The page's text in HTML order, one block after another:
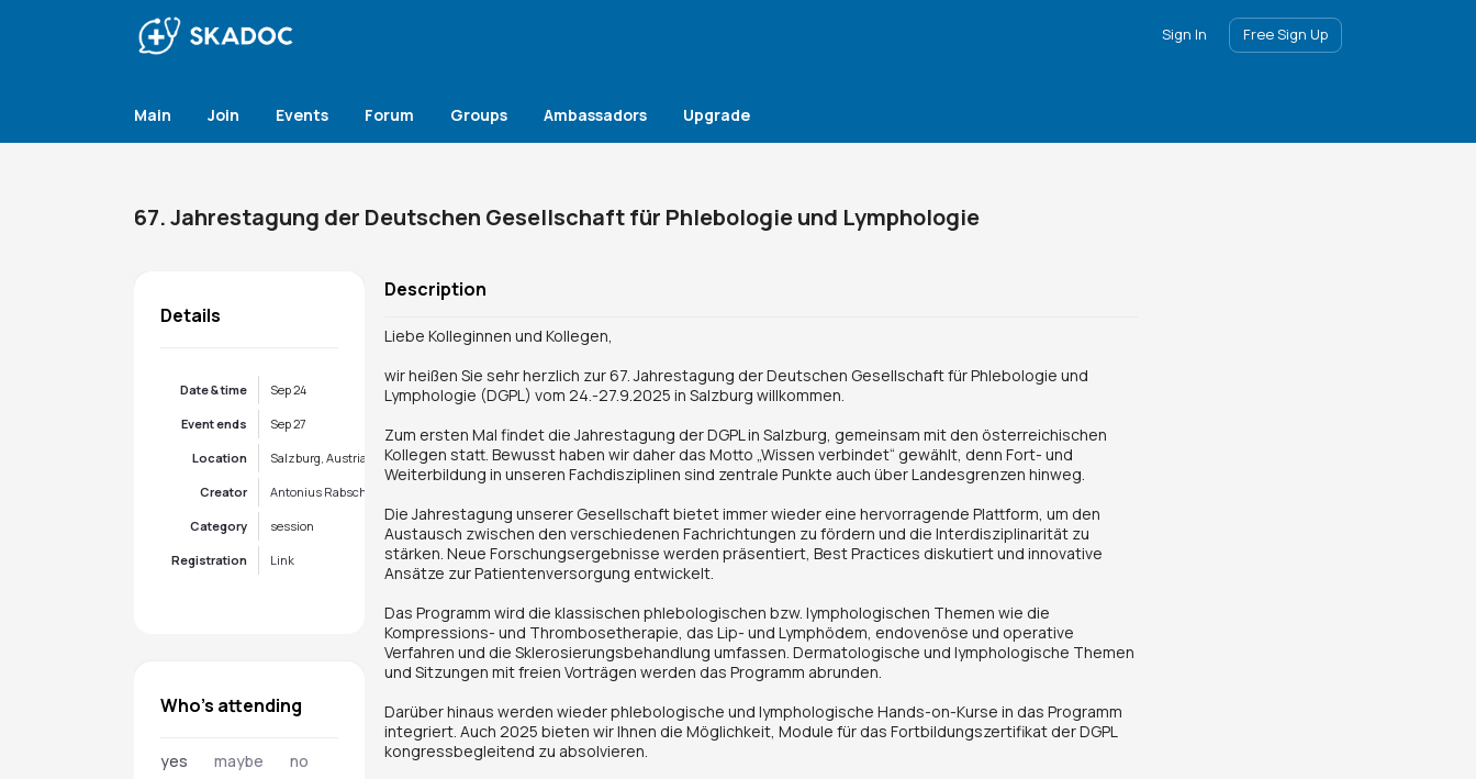
Sign In Free Sign Up
Main Join Events Forum Groups Ambassadors Upgrade
67. Jahrestagung der Deutschen Gesellschaft für Phlebologie und Lymphologie
Details
Date & time Sep 24
Event ends Sep 27
Location Salzburg, Austria
Creator Antonius Rabsch
Category session
Registration Link
Who's attending
yes maybe no
Description
Liebe Kolleginnen und Kollegen,
wir heißen Sie sehr herzlich zur 67. Jahrestagung der Deutschen Gesellschaft für Phlebologie und
Lymphologie (DGPL) vom 24.-27.9.2025 in Salzburg willkommen.
Zum ersten Mal findet die Jahrestagung der DGPL in Salzburg, gemeinsam mit den österreichischen
Kollegen statt. Bewusst haben wir daher das Motto „Wissen verbindet“ gewählt, denn Fort- und
Weiterbildung in unseren Fachdisziplinen sind zentrale Punkte auch über Landesgrenzen hinweg.
Die Jahrestagung unserer Gesellschaft bietet immer wieder eine hervorragende Plattform, um den
Austausch zwischen den verschiedenen Fachrichtungen zu fördern und die Interdisziplinarität zu
stärken. Neue Forschungsergebnisse werden präsentiert, Best Practices diskutiert und innovative
Ansätze zur Patientenversorgung entwickelt.
Das Programm wird die klassischen phlebologischen bzw. lymphologischen Themen wie die
Kompressions- und Thrombosetherapie, das Lip- und Lymphödem, endovenöse und operative
Verfahren und die Sklerosierungsbehandlung umfassen. Dermatologische und lymphologische Themen
und Sitzungen mit freien Vorträgen werden das Programm abrunden.
Darüber hinaus werden wieder phlebologische und lymphologische Hands-on-Kurse in das Programm
integriert. Auch 2025 bieten wir Ihnen die Möglichkeit, Module für das Fortbildungszertifikat der DGPL
kongressbegleitend zu absolvieren.